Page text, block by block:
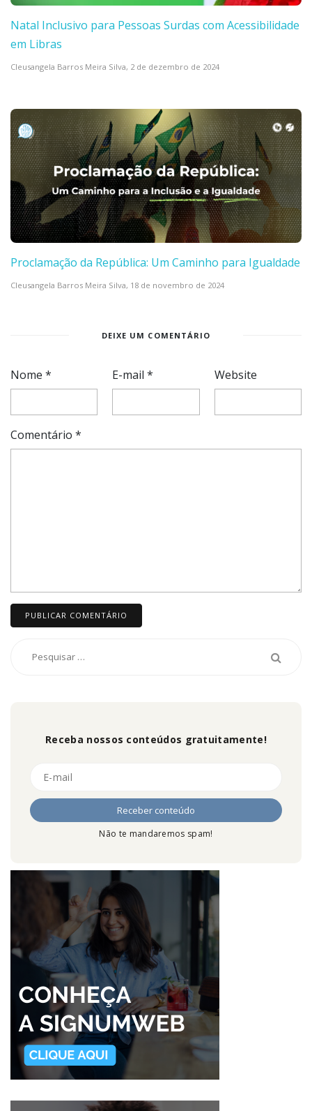
Natal Inclusivo para Pessoas Surdas com Acessibilidade
em Libras
Cleusangela Barros Meira Silva, 2 de dezembro de 2024
Proclamação da República: Um Caminho para Igualdade
Cleusangela Barros Meira Silva, 18 de novembro de 2024
DEIXE UM COMENTÁRIO
Nome * E-mail* Website
Comentário *
Receba nossos conteúdos gratuitamente!
Não te mandaremos spam!